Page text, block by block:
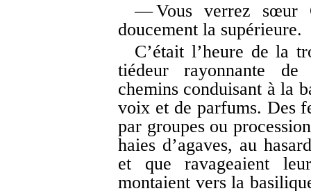
— Vous verrez sœur
doucement la supérieure.
C’était l’heure de la
tiédeur rayonnante de
chemins conduisant à la
voix et de parfums. Des
par groupes ou
haies d’agaves, au
et que ravageaient
montaient vers la